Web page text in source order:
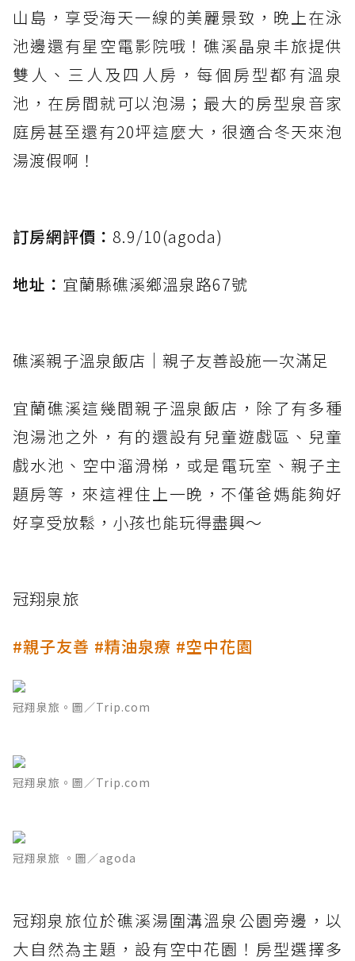
山島，享受海天一線的美麗景致，晚上在泳
池邊還有星空電影院哦！礁溪晶泉丰旅提供
雙人、三人及四人房，每個房型都有溫泉
池，在房間就可以泡湯；最大的房型泉音家
庭房甚至還有20坪這麼大，很適合冬天來泡
湯渡假啊！
訂房網評價： 8.9/10(agoda)
地址： 宜蘭縣礁溪鄉溫泉路67號
礁溪親子溫泉飯店｜親子友善設施一次滿足
宜蘭礁溪這幾間親子溫泉飯店，除了有多種
泡湯池之外，有的還設有兒童遊戲區、兒童
戲水池、空中溜滑梯，或是電玩室、親子主
題房等，來這裡住上一晚，不僅爸媽能夠好
好享受放鬆，小孩也能玩得盡興～
冠翔泉旅
#親子友善 #精油泉療 #空中花園
冠翔泉旅。圖／Trip.com
冠翔泉旅。圖／Trip.com
冠翔泉旅 。圖／agoda
冠翔泉旅位於礁溪湯圍溝溫泉公園旁邊，以
大自然為主題，設有空中花園！房型選擇多